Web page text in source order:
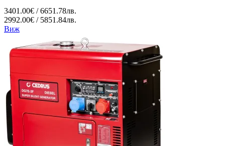
3401.00€ / 6651.78лв.
2992.00€ / 5851.84лв.
Виж